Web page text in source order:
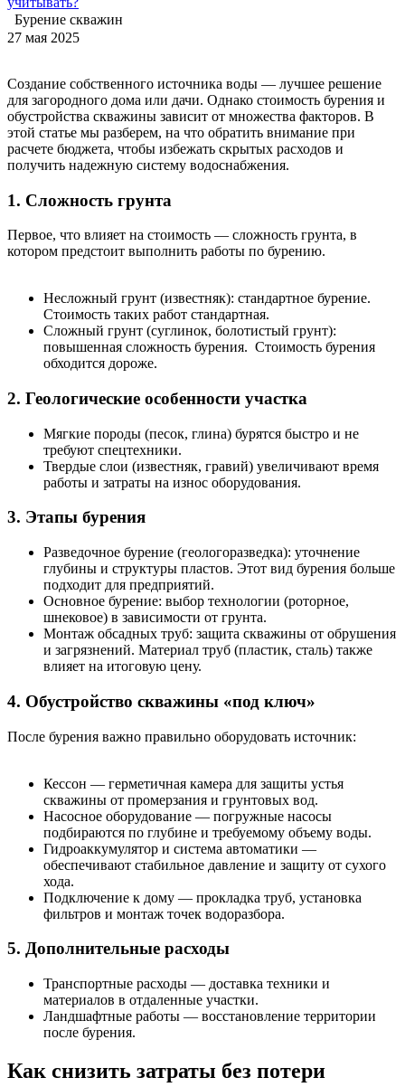
Бурение скважин
27 мая 2025
Создание собственного источника воды — лучшее решение
для загородного дома или дачи. Однако стоимость бурения и
обустройства скважины зависит от множества факторов. В
этой статье мы разберем, на что обратить внимание при
расчете бюджета, чтобы избежать скрытых расходов и
получить надежную систему водоснабжения.
1. Сложность грунта
Первое, что влияет на стоимость — сложность грунта, в
котором предстоит выполнить работы по бурению.
Несложный грунт (известняк): стандартное бурение.
Стоимость таких работ стандартная.
Сложный грунт (суглинок, болотистый грунт):
повышенная сложность бурения. Стоимость бурения
обходится дороже.
2. Геологические особенности участка
Мягкие породы (песок, глина) бурятся быстро и не
требуют спецтехники.
Твердые слои (известняк, гравий) увеличивают время
работы и затраты на износ оборудования.
3. Этапы бурения
Разведочное бурение (геологоразведка): уточнение
глубины и структуры пластов. Этот вид бурения больше
подходит для предприятий.
Основное бурение: выбор технологии (роторное,
шнековое) в зависимости от грунта.
Монтаж обсадных труб: защита скважины от обрушения
и загрязнений. Материал труб (пластик, сталь) также
влияет на итоговую цену.
4. Обустройство скважины «под ключ»
После бурения важно правильно оборудовать источник:
Кессон — герметичная камера для защиты устья
скважины от промерзания и грунтовых вод.
Насосное оборудование — погружные насосы
подбираются по глубине и требуемому объему воды.
Гидроаккумулятор и система автоматики —
обеспечивают стабильное давление и защиту от сухого
хода.
Подключение к дому — прокладка труб, установка
фильтров и монтаж точек водоразбора.
5. Дополнительные расходы
Транспортные расходы — доставка техники и
материалов в отдаленные участки.
Ландшафтные работы — восстановление территории
после бурения.
Как снизить затраты без потери